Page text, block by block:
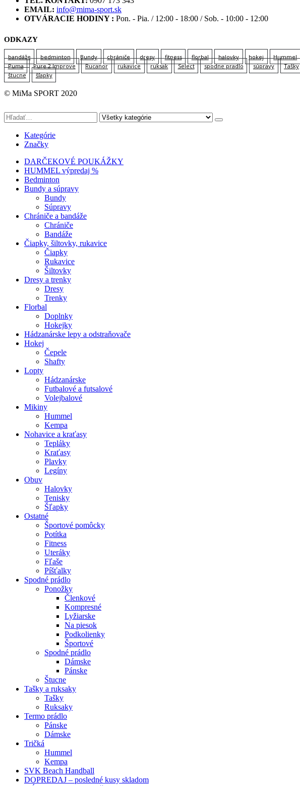
EMAIL: info@mima-sport.sk
OTVÁRACIE HODINY : Pon. - Pia. / 12:00 - 18:00 / Sob. - 10:00 - 12:00
ODKAZY
bandáže bedminton Bundy chrániče dresy fitness florbal halovky hokej Hummel
Puma
Pure 2 Improve Rucanor rukavice ruksak Select spodne pradlo súpravy Tašky
štucne
šľapky
© MiMa SPORT 2020
Kategórie
Značky
DARČEKOVÉ POUKÁŽKY
HUMMEL výpredaj %
Bedminton
Bundy a súpravy
Bundy
Súpravy
Chrániče a bandáže
Chrániče
Bandáže
Čiapky, šiltovky, rukavice
Čiapky
Rukavice
Šiltovky
Dresy a trenky
Dresy
Trenky
Florbal
Doplnky
Hokejky
Hádzanárske lepy a odstraňovače
Hokej
Čepele
Shafty
Lopty
Hádzanárske
Futbalové a futsalové
Volejbalové
Mikiny
Hummel
Kempa
Nohavice a kraťasy
Tepláky
Kraťasy
Plavky
Legíny
Obuv
Halovky
Tenisky
Šľapky
Ostatné
Športové pomôcky
Potítka
Fitness
Uteráky
Fľaše
Píšťalky
Spodné prádlo
Ponožky
Členkové
Kompresné
Lyžiarske
Na piesok
Podkolienky
Športové
Spodné prádlo
Dámske
Pánske
Štucne
Tašky a ruksaky
Tašky
Ruksaky
Termo prádlo
Pánske
Dámske
Tričká
Hummel
Kempa
SVK Beach Handball
DOPREDAJ – posledné kusy skladom